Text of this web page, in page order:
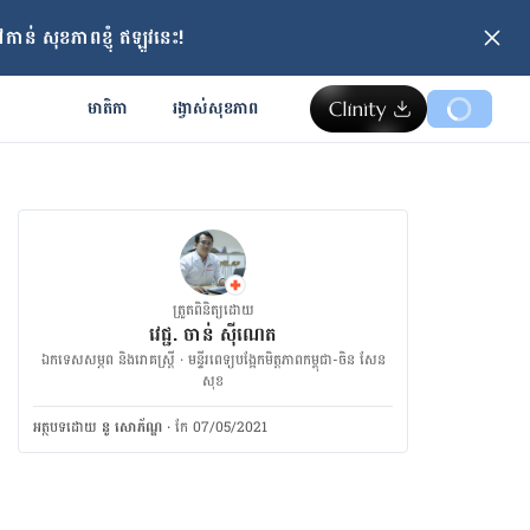
ន់ សុខភាពខ្ញុំ ឥឡូវនេះ!
មាតិកា រង្វាស់​សុខភាព
ត្រួតពិនិត្យដោយ
វេជ្ជ. ចាន់ ស៊ីណេត
ឯកទេសសម្ភព និងរោគស្ត្រី · ម​ន្ទីរពេទ្យបង្អែកមិត្តភាពកម្ពុជា-ចិន សែន
សុខ
អត្ថបទ​ដោយ នូ សោភ័ណ្ឌ ·កែ 07/05/2021